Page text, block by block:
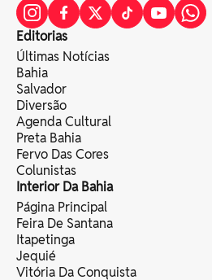
Editorias
Últimas Notícias
Bahia
Salvador
Diversão
Agenda Cultural
Preta Bahia
Fervo Das Cores
Colunistas
Interior Da Bahia
Página Principal
Feira De Santana
Itapetinga
Jequié
Vitória Da Conquista